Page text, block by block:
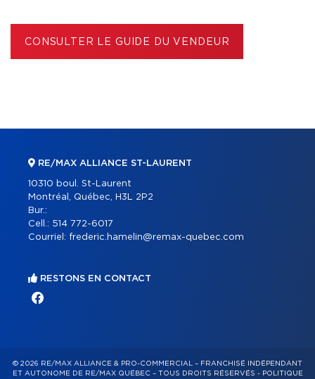
CONSULTER LE GUIDE DU VENDEUR
RE/MAX ALLIANCE ST-LAURENT
10310 boul. St-Laurent
Montréal, Québec, H3L 2P2
Bur.:
Cell.: 514 772-6017
Courriel: frederic.hamelin@remax-quebec.com
RESTONS EN CONTACT
© 2026 RE/MAX ALLIANCE & PRO-COMMERCIAL – FRANCHISÉ INDÉPENDANT
ET AUTONOME DE RE/MAX QUÉBEC – TOUS DROITS RÉSERVÉS - POLITIQUE